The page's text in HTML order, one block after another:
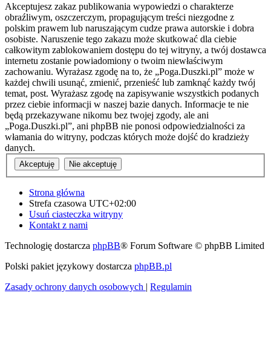
Akceptujesz zakaz publikowania wypowiedzi o charakterze
obraźliwym, oszczerczym, propagującym treści niezgodne z
polskim prawem lub naruszającym cudze prawa autorskie i dobra
osobiste. Naruszenie tego zakazu może skutkować dla ciebie
całkowitym zablokowaniem dostępu do tej witryny, a twój dostawca
internetu zostanie powiadomiony o twoim niewłaściwym
zachowaniu. Wyrażasz zgodę na to, że „Poga.Duszki.pl” może w
każdej chwili usunąć, zmienić, przenieść lub zamknąć każdy twój
temat, post. Wyrażasz zgodę na zapisywanie wszystkich podanych
przez ciebie informacji w naszej bazie danych. Informacje te nie
będą przekazywane nikomu bez twojej zgody, ale ani
„Poga.Duszki.pl”, ani phpBB nie ponosi odpowiedzialności za
włamania do witryny, podczas których może dojść do kradzieży
danych.
Strona główna
Strefa czasowa UTC+02:00
Usuń ciasteczka witryny
Kontakt z nami
Technologię dostarcza phpBB® Forum Software © phpBB Limited
Polski pakiet językowy dostarcza phpBB.pl
Zasady ochrony danych osobowych | Regulamin